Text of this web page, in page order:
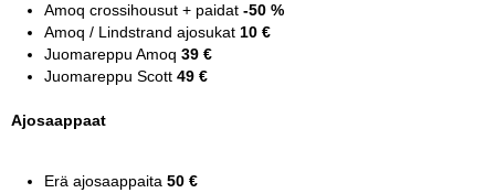
Amoq crossihousut + paidat -50 %
Amoq / Lindstrand ajosukat 10 €
Juomareppu Amoq 39 €
Juomareppu Scott 49 €
Ajosaappaat
Erä ajosaappaita 50 €